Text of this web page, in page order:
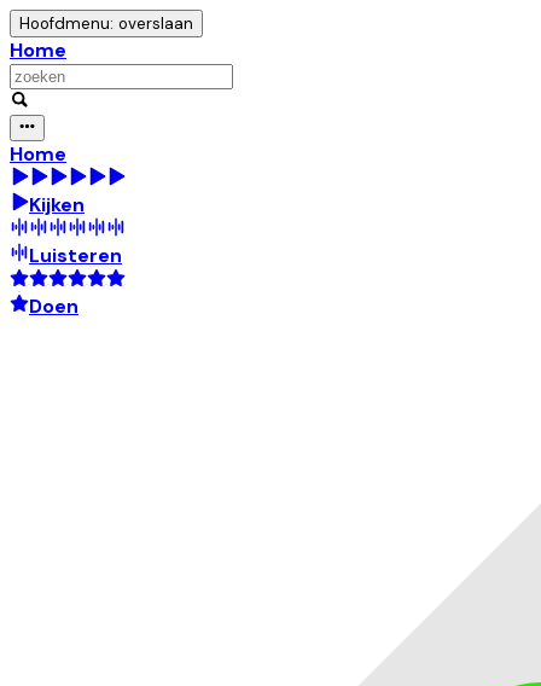
Hoofdmenu: overslaan
Home
Home
Kijken
Luisteren
Doen